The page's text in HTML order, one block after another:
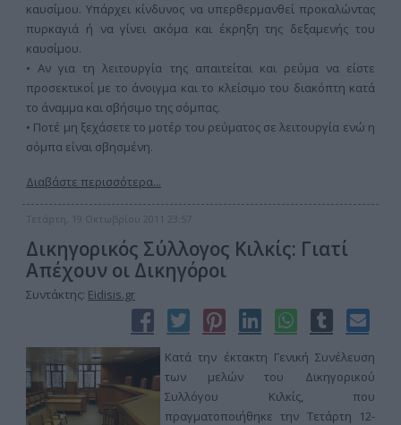
καυσίμου. Υπάρχει κίνδυνος να υπερθερμανθεί προκαλώντας
πυρκαγιά ή να γίνει ακόμα και έκρηξη της δεξαμενής του
καυσίμου.
• Αν για τη λειτουργία της απαιτείται και ρεύμα να είστε
προσεκτικοί με το άνοιγμα και το κλείσιμο του διακόπτη κατά
το άναμμα και σβήσιμο της σόμπας.
• Ποτέ μη ξεχάσετε το μοτέρ του ρεύματος σε λειτουργία ενώ η
σόμπα είναι σβησμένη.
Διαβάστε περισσότερα...
Τετάρτη, 19 Οκτωβρίου 2011 23:57
Δικηγορικός Σύλλογος Κιλκίς: Γιατί
Απέχουν οι Δικηγόροι
Συντάκτης: Eidisis.gr
Κατά την έκτακτη Γενική Συνέλευση
των μελών του Δικηγορικού
Συλλόγου Κιλκίς, που
πραγματοποιήθηκε την Τετάρτη 12-